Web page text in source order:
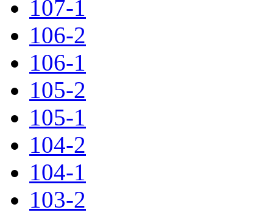
107-1
106-2
106-1
105-2
105-1
104-2
104-1
103-2